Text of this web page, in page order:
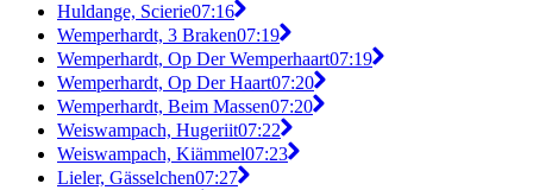
Huldange, Scierie07:16
Wemperhardt, 3 Braken07:19
Wemperhardt, Op Der Wemperhaart07:19
Wemperhardt, Op Der Haart07:20
Wemperhardt, Beim Massen07:20
Weiswampach, Hugeriit07:22
Weiswampach, Kiämmel07:23
Lieler, Gässelchen07:27